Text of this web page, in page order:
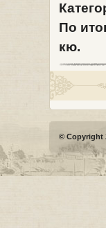
По
кю.
© Copyright